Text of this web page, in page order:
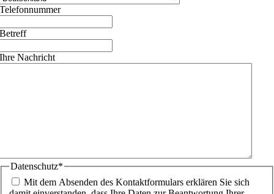
Telefonnummer
Betreff
Ihre Nachricht
Datenschutz*
Mit dem Absenden des Kontaktformulars erklären Sie sich